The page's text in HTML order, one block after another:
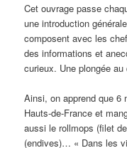
Cet ouvrage passe
une introduction
composent avec les
des informations et
curieux. Une plongée
Ainsi, on apprend que 6
Hauts-de-France et
aussi le rollmops (filet
(endives)… « Dans les